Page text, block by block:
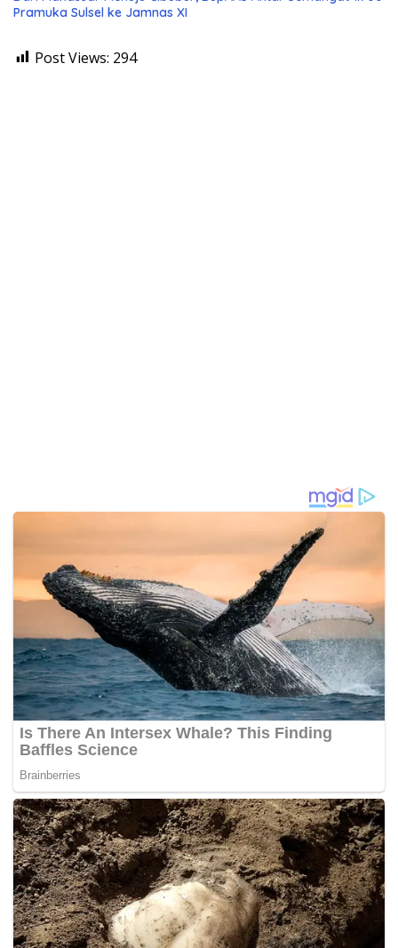
Pramuka Sulsel ke Jamnas XI
Post Views: 294